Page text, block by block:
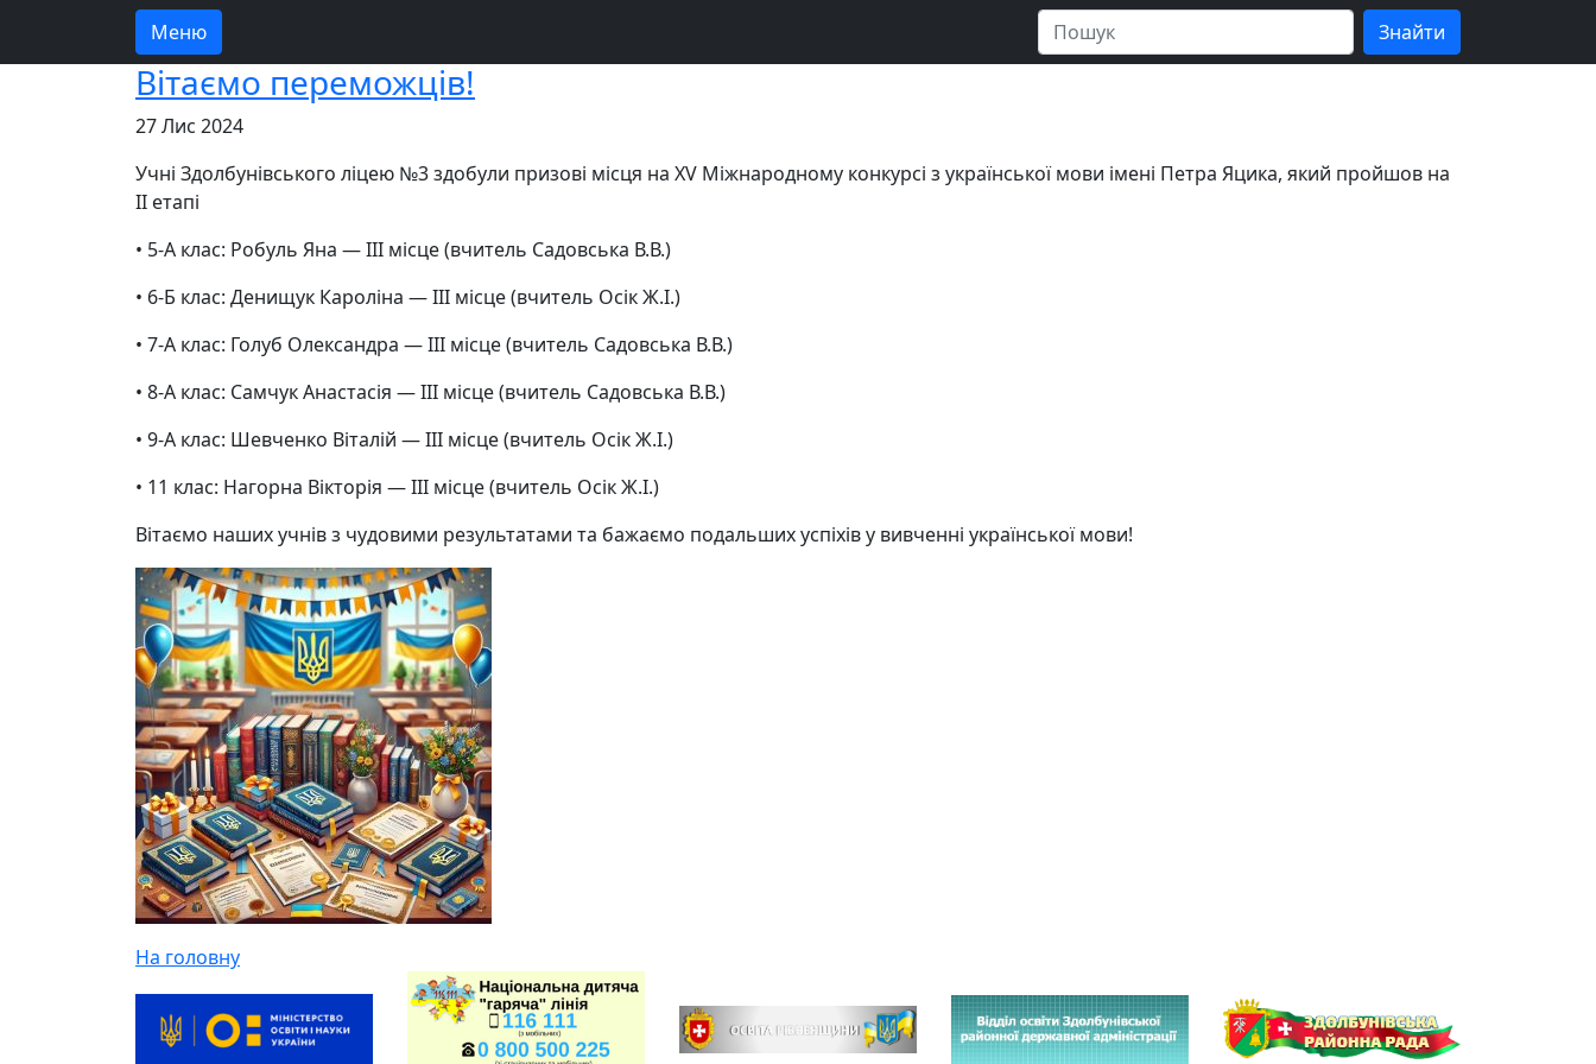
Меню
Вітаємо переможців!
27 Лис 2024
Учні Здолбунівського ліцею №3 здобули призові місця на ХV Міжнародному конкурсі з української мови імені Петра Яцика, який пройшов на
II етапі
• 5-А клас: Робуль Яна — ІІІ місце (вчитель Садовська В.В.)
• 6-Б клас: Денищук Кароліна — ІІІ місце (вчитель Осік Ж.І.)
• 7-А клас: Голуб Олександра — ІІІ місце (вчитель Садовська В.В.)
• 8-А клас: Самчук Анастасія — ІІІ місце (вчитель Садовська В.В.)
• 9-А клас: Шевченко Віталій — ІІІ місце (вчитель Осік Ж.І.)
• 11 клас: Нагорна Вікторія — ІІІ місце (вчитель Осік Ж.І.)
Вітаємо наших учнів з чудовими результатами та бажаємо подальших успіхів у вивченні української мови!
На головну